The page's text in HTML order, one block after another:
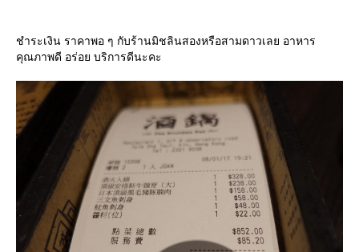
ชำระเงิน ราคาพอ ๆ กับร้านมิชลินสองหรือสามดาวเลย อาหาร
คุณภาพดี อร่อย บริการดีนะคะ